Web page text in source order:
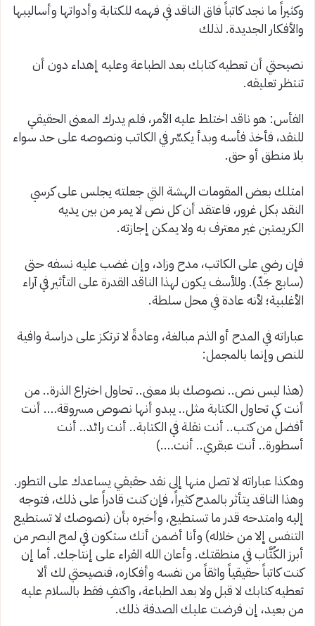
وكثيراً ما نجد كاتباً فاق الناقد في فهمه للكتابة وأدواتها وأساليبها
والأفكار الجديدة. لذلك
نصيحتي أن تعطيه كتابك بعد الطباعة وعليه إهداء دون أن
تنتظر تعليقه.
الفأس: هو ناقد اختلط عليه الأمر، فلم يدرك المعنى الحقيقي
للنقد، فأخذ فأسه وبدأ يكسِّر في الكاتب ونصوصه على حد سواء
بلا منطق أو حق.
امتلك بعض المقومات الهشة التي جعلته يجلس على كرسي
النقد بكل غرور، فاعتقد أن كل نص لا يمر من بين يديه
الكريمتين غير معترف به ولا يمكن إجازته.
فإن رضي على الكاتب، مدح وزاد، وإن غضب عليه نسفه حتى
(سابع جَدّ). وللأسف يكون لهذا الناقد القدرة على التأثير في آراء
الأغلبية؛ لأنه عادة في محل سلطة.
عباراته في المدح أو الذم مبالغة، وعادةً لا ترتكز على دراسة وافية
للنص وإنما بالمجمل:
(هذا ليس نص.. نصوصك بلا معنى.. تحاول اختراع الذرة.. من
أنت كي تحاول الكتابة مثل.. يبدو أنها نصوص مسروقة…. أنت
أفضل من كتب.. أنت نقلة في الكتابة.. أنت رائد.. أنت
أسطورة.. أنت عبقري.. أنت….
)
وهكذا عباراته لا تصل منها إلى نقد حقيقي يساعدك على التطور.
وهذا الناقد يتأثر بالمدح كثيراً، فإن كنت قادراً على ذلك، فتوجه
إليه وامتدحه قدر ما تستطيع، وأخبره بأن (نصوصك لا تستطيع
التنفس إلامن خلاله) وأنا أضمن أنك ستكون في لمح البصر من
أبرز الكُتَّاب في منطقتك. وأعان الله القراء على إنتاجك. أما إن
كنت كاتباً حقيقياً واثقاً من نفسه وأفكاره، فنصيحتي لك ألا
تعطيه كتابك لا قبل ولا بعد الطباعة، واكتفِ فقط بالسلام عليه
من بعيد، إن فرضت عليك الصدفة ذلك.